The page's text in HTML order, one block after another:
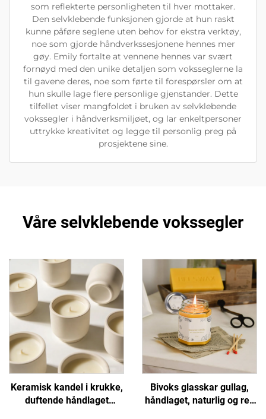
som reflekterte personligheten til hver mottaker.
Den selvklebende funksjonen gjorde at hun raskt
kunne påføre seglene uten behov for ekstra verktøy,
noe som gjorde håndverkssesjonene hennes mer
gøy. Emily fortalte at vennene hennes var svært
fornøyd med den unike detaljen som voksseglerne la
til gavene deres, noe som førte til forespørsler om at
hun skulle lage flere personlige gjenstander. Dette
tilfellet viser mangfoldet i bruken av selvklebende
vokssegler i håndverksmiljøet, og lar enkeltpersoner
uttrykke kreativitet og legge til personlig preg på
prosjektene sine.
Våre selvklebende vokssegler
Keramisk kandel i krukke,
duftende håndlaget
Bivoks glasskar gullag,
håndlaget, naturlig og ren